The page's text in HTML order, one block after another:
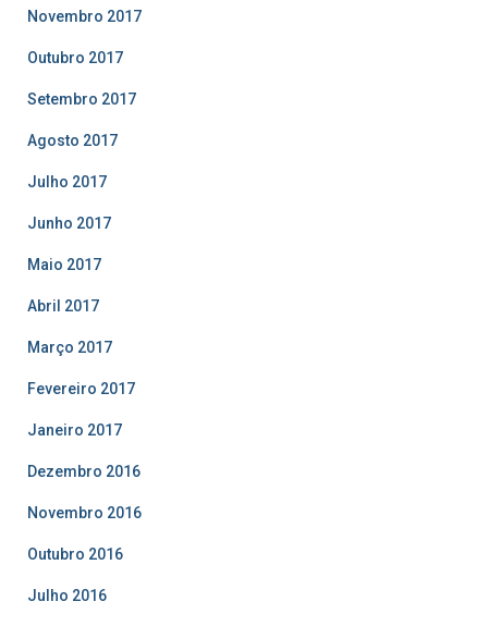
Novembro 2017
Outubro 2017
Setembro 2017
Agosto 2017
Julho 2017
Junho 2017
Maio 2017
Abril 2017
Março 2017
Fevereiro 2017
Janeiro 2017
Dezembro 2016
Novembro 2016
Outubro 2016
Julho 2016